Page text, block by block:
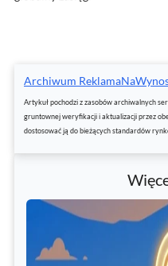
Archiwum
Artykuł pochodzi z zasobów archiwalnych
gruntownej weryfikacji i aktualizacji przez
dostosować ją do bieżących standardów